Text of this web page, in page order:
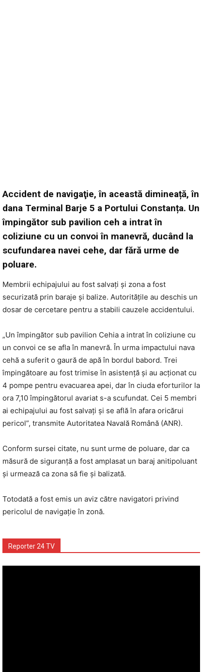
Accident de navigaţie, în această dimineață, în
dana Terminal Barje 5 a Portului Constanța. Un
împingător sub pavilion ceh a intrat în
coliziune cu un convoi în manevră, ducând la
scufundarea navei cehe, dar fără urme de
poluare.
Membrii echipajului au fost salvați și zona a fost
securizată prin baraje și balize. Autorităţile au deschis un
dosar de cercetare pentru a stabili cauzele accidentului.
„Un împingător sub pavilion Cehia a intrat în coliziune cu
un convoi ce se afla în manevră. În urma impactului nava
cehă a suferit o gaură de apă în bordul babord. Trei
împingătoare au fost trimise în asistenţă şi au acţionat cu
4 pompe pentru evacuarea apei, dar în ciuda eforturilor la
ora 7,10 împingătorul avariat s-a scufundat. Cei 5 membri
ai echipajului au fost salvaţi şi se află în afara oricărui
pericol”, transmite Autoritatea Navală Română (ANR).
Conform sursei citate, nu sunt urme de poluare, dar ca
măsură de siguranţă a fost amplasat un baraj anitipoluant
şi urmează ca zona să fie şi balizată.
Totodată a fost emis un aviz către navigatori privind
pericolul de navigaţie în zonă.
Reporter 24 TV